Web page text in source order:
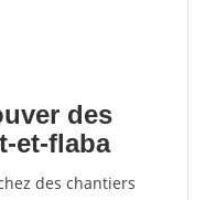
des
et-flaba
des chantiers